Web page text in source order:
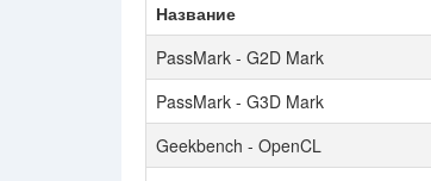
Название
PassMark - G2D Mark
PassMark - G3D Mark
Geekbench - OpenCL